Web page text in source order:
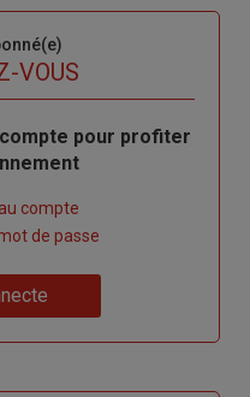
VOUS
pour profiter
compte
de passe